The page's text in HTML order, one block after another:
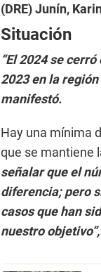
(DRE) Junín,
Situación
“El 2024 se
2023 en la
manifestó.
Hay una mínima
que se mantiene
señalar que el
diferencia; pero
casos que han
nuestro